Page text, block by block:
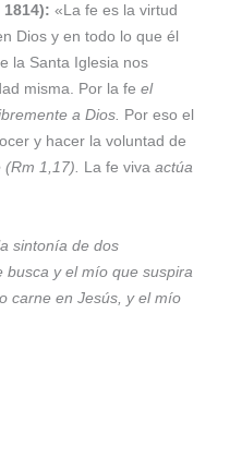
«La fe es la virtud
Dios y en todo lo que él
la Santa Iglesia nos
misma. Por la fe el
a Dios. Por eso el
y hacer la voluntad de
1,17). La fe viva actúa
sintonía de dos
busca y el mío que suspira
carne en Jesús, y el mío